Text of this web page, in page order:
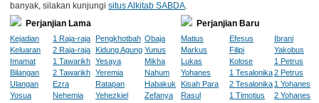
banyak, silakan kunjungi situs Alkitab SABDA.
Perjanjian Lama
Perjanjian Baru
Kejadian
Keluaran
Imamat
Bilangan
Ulangan
Yosua
1 Raja-raja
2 Raja-raja
1 Tawarikh
2 Tawarikh
Ezra
Nehemia
Pengkhotbah
Kidung Agung
Yesaya
Yeremia
Ratapan
Yehezkiel
Obaja
Yunus
Mikha
Nahum
Habakuk
Zefanya
Matius
Markus
Lukas
Yohanes
Kisah Para
Rasul
Efesus
Filipi
Kolose
1 Tesalonika
2 Tesalonika
1 Timotius
Ibrani
Yakobus
1 Petrus
2 Petrus
1 Yohanes
2 Yohanes